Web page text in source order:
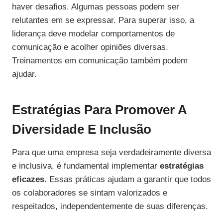
haver desafios. Algumas pessoas podem ser
relutantes em se expressar. Para superar isso, a
liderança deve modelar comportamentos de
comunicação e acolher opiniões diversas.
Treinamentos em comunicação também podem
ajudar.
Estratégias Para Promover A
Diversidade E Inclusão
Para que uma empresa seja verdadeiramente diversa
e inclusiva, é fundamental implementar estratégias
eficazes. Essas práticas ajudam a garantir que todos
os colaboradores se sintam valorizados e
respeitados, independentemente de suas diferenças.